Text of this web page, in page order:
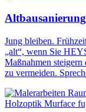
Jung bleiben.
„alt“, wenn Sie
Maßnahmen
zu vermeiden.